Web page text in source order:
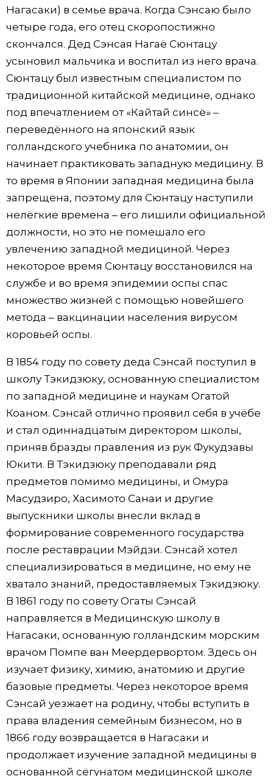
Нагасаки) в семье врача. Когда Сэнсаю было
четыре года, его отец скоропостижно
скончался. Дед Сэнсая Нагаё Сюнтацу
усыновил мальчика и воспитал из него врача.
Сюнтацу был известным специалистом по
традиционной китайской медицине, однако
под впечатлением от «Кайтай синсё» –
переведённого на японский язык
голландского учебника по анатомии, он
начинает практиковать западную медицину. В
то время в Японии западная медицина была
запрещена, поэтому для Сюнтацу наступили
нелёгкие времена – его лишили официальной
должности, но это не помешало его
увлечению западной медициной. Через
некоторое время Сюнтацу восстановился на
службе и во время эпидемии оспы спас
множество жизней с помощью новейшего
метода – вакцинации населения вирусом
коровьей оспы.
В 1854 году по совету деда Сэнсай поступил в
школу Тэкидзюку, основанную специалистом
по западной медицине и наукам Огатой
Коаном. Сэнсай отлично проявил себя в учёбе
и стал одиннадцатым директором школы,
приняв бразды правления из рук Фукудзавы
Юкити. В Тэкидзюку преподавали ряд
предметов помимо медицины, и Омура
Масудзиро, Хасимото Санаи и другие
выпускники школы внесли вклад в
формирование современного государства
после реставрации Мэйдзи. Сэнсай хотел
специализироваться в медицине, но ему не
хватало знаний, предоставляемых Тэкидзюку.
В 1861 году по совету Огаты Сэнсай
направляется в Медицинскую школу в
Нагасаки, основанную голландским морским
врачом Помпе ван Меердервортом. Здесь он
изучает физику, химию, анатомию и другие
базовые предметы. Через некоторое время
Сэнсай уезжает на родину, чтобы вступить в
права владения семейным бизнесом, но в
1866 году возвращается в Нагасаки и
продолжает изучение западной медицины в
основанной сёгунатом медицинской школе